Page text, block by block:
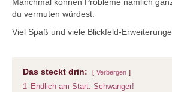
du vermuten würdest.
Viel Spaß und viele Blickfeld-
Das steckt drin: Verbergen
1 Endlich am Start: Schwanger!